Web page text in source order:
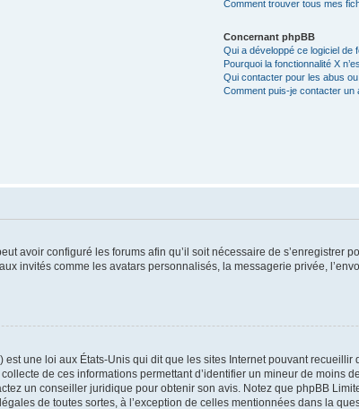
Comment trouver tous mes
Concernant phpBB
Qui a développé ce logiciel de
Pourquoi la fonctionnalité X
Qui contacter pour les abus
Comment puis-je contacter un
avoir configuré les forums afin qu’il soit nécessaire de s’enregistrer
invités comme les avatars personnalisés, la messagerie privée,
est une loi aux États-Unis qui dit que les sites Internet pouvant
de ces informations permettant d’identifier un mineur de moins
un conseiller juridique pour obtenir son avis. Notez que phpBB
de toutes sortes, à l’exception de celles mentionnées dans la